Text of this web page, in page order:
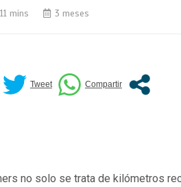
11 mins 3 meses
no solo se trata de kilómetros